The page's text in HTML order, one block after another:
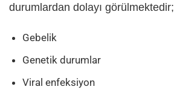
durumlardan dolayı görülmektedir;
Gebelik
Genetik durumlar
Viral enfeksiyon